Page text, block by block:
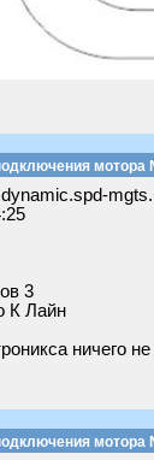
мотора
3
К Лайн
ничего
мотора